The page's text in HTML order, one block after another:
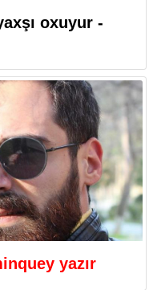
oxuyur -
yazır